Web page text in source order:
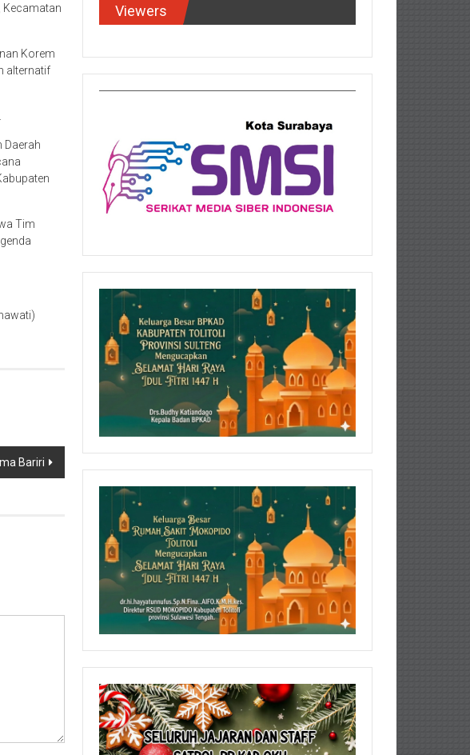
Kecamatan
Korem
alternatif
Daerah
Tim
Bariri
Viewers